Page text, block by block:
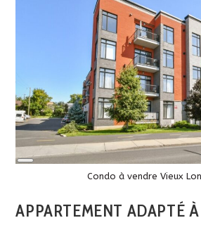
Long
Condo à vendre Vieux
APPARTEMENT ADAPTÉ